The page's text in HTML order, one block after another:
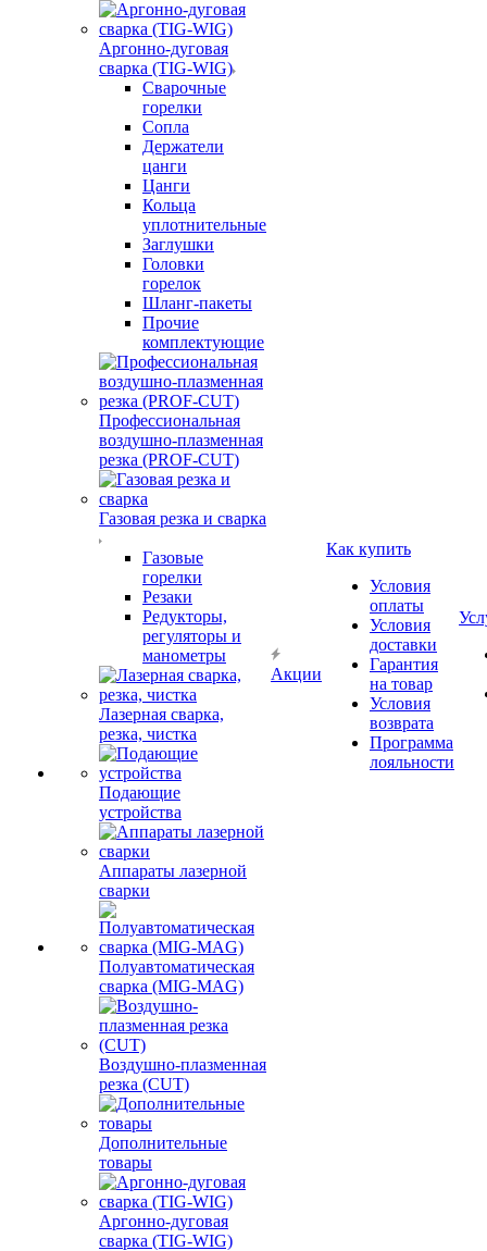
Аргонно-дуговая
сварка (TIG-WIG)
Сварочные
горелки
Сопла
Держатели
цанги
Цанги
Кольца
уплотнительные
Заглушки
Головки
горелок
Шланг-пакеты
Прочие
комплектующие
Профессиональная
воздушно-плазменная
резка (PROF-CUT)
Газовая резка и сварка
Газовые
горелки
Резаки
Редукторы,
регуляторы и
манометры
Лазерная сварка,
резка, чистка
Подающие
устройства
Аппараты лазерной
сварки
Полуавтоматическая
сварка (MIG-MAG)
Воздушно-плазменная
резка (CUT)
Дополнительные
товары
Аргонно-дуговая
сварка (TIG-WIG)
Акции
Как купить
Условия
оплаты
Условия
доставки
Гарантия
на товар
Условия
возврата
Программа
лояльности